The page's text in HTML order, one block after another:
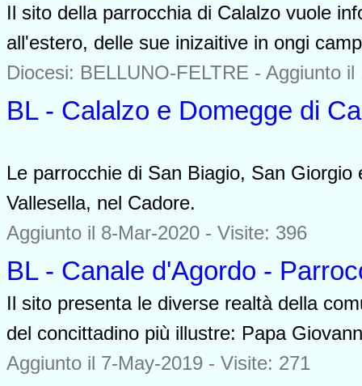
Il sito della parrocchia di Calalzo vuole
all'estero, delle sue inizaitive in ongi
Diocesi: BELLUNO-FELTRE - Aggiunto il
BL - Calalzo e Domegge di
Le parrocchie di San Biagio, San
Vallesella, nel Cadore.
Aggiunto il 8-Mar-2020 - Visite: 396
BL - Canale d'Agordo -
Il sito presenta le diverse realtà della
del concittadino più illustre: Papa
Aggiunto il 7-May-2019 - Visite: 271